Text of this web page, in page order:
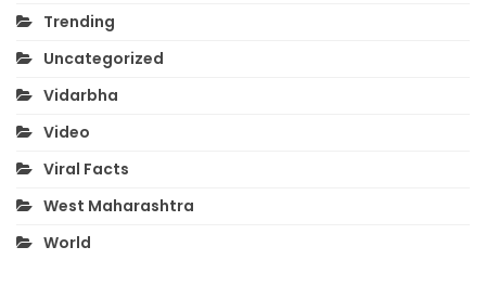
Trending
Uncategorized
Vidarbha
Video
Viral Facts
West Maharashtra
World